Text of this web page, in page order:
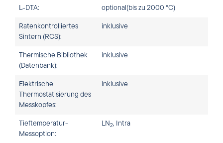
L-DTA: optional(bis zu 2000 °C)
Ratenkontrolliertes
Sintern (RCS):
inklusive
Thermische Bibliothek
(Datenbank):
inklusive
Elektrische
Thermostatisierung des
Messkopfes:
inklusive
Tieftemperatur-
Messoption:
LN2, Intra